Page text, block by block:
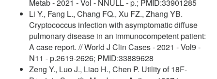
Metab - 2021 - Vol - NNULL - p.; PMID:33901285
Li Y., Fang L., Chang FQ., Xu FZ., Zhang YB.
Cryptococcus infection with asymptomatic diffuse
pulmonary disease in an immunocompetent patient:
A case report. // World J Clin Cases - 2021 - Vol9 -
N11 - p.2619-2626; PMID:33889628
Zeng Y., Luo J., Liao H., Chen P. Utility of 18F-